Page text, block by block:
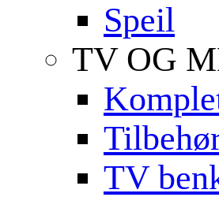
Speil
TV OG
TV